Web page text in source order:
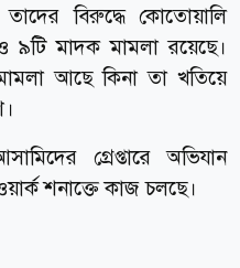
বিরুদ্ধে কোতোয়ালি
৯টি মাদক মামলা রয়েছে।
আছে কিনা তা খতিয়ে
গ্রেপ্তারে অভিযান
শনাক্তে কাজ চলছে।